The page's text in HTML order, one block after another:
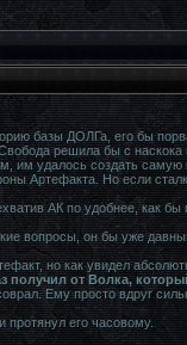
базы ДОЛГа, его бы
решила бы с
им удалось создать
Артефакта. Но если
АК по удобнее, как
вопросы, он бы уже
но как увидел
от Волка,
Ему просто вдруг
протянул его часовому.